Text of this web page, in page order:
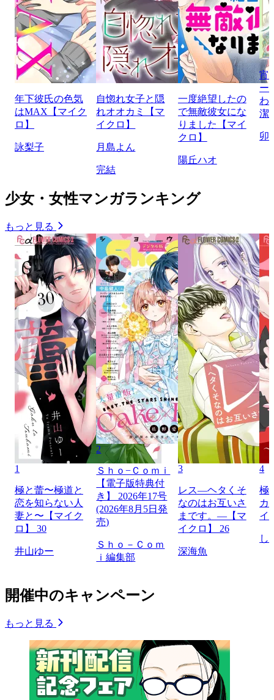
年下彼氏の色気
はMAX【マイク
ロ】
詠梨子
自惚れ女子と隠
れオオカミ【マ
イクロ】
月島よん
完結
一度絶望したの
で無敵彼女にな
りました【マイ
クロ】
陽丘ハオ
宵
ー
わ
潔
卯
少女・女性マンガランキング
もっと見る
1
極と蕾〜極道と
恋を知らない人
妻と〜【マイク
ロ】 30
井山ゆー
2
Ｓｈｏ−Ｃｏｍｉ
【電子版特典付
き】 2026年17号
(2026年8月5日発
売)
Ｓｈｏ－Ｃｏｍ
ｉ編集部
3
レス―ヘタくそ
なのはお互いさ
まです。―【マ
イクロ】 26
深海魚
4
極
カ
イ
し
開催中のキャンペーン
もっと見る